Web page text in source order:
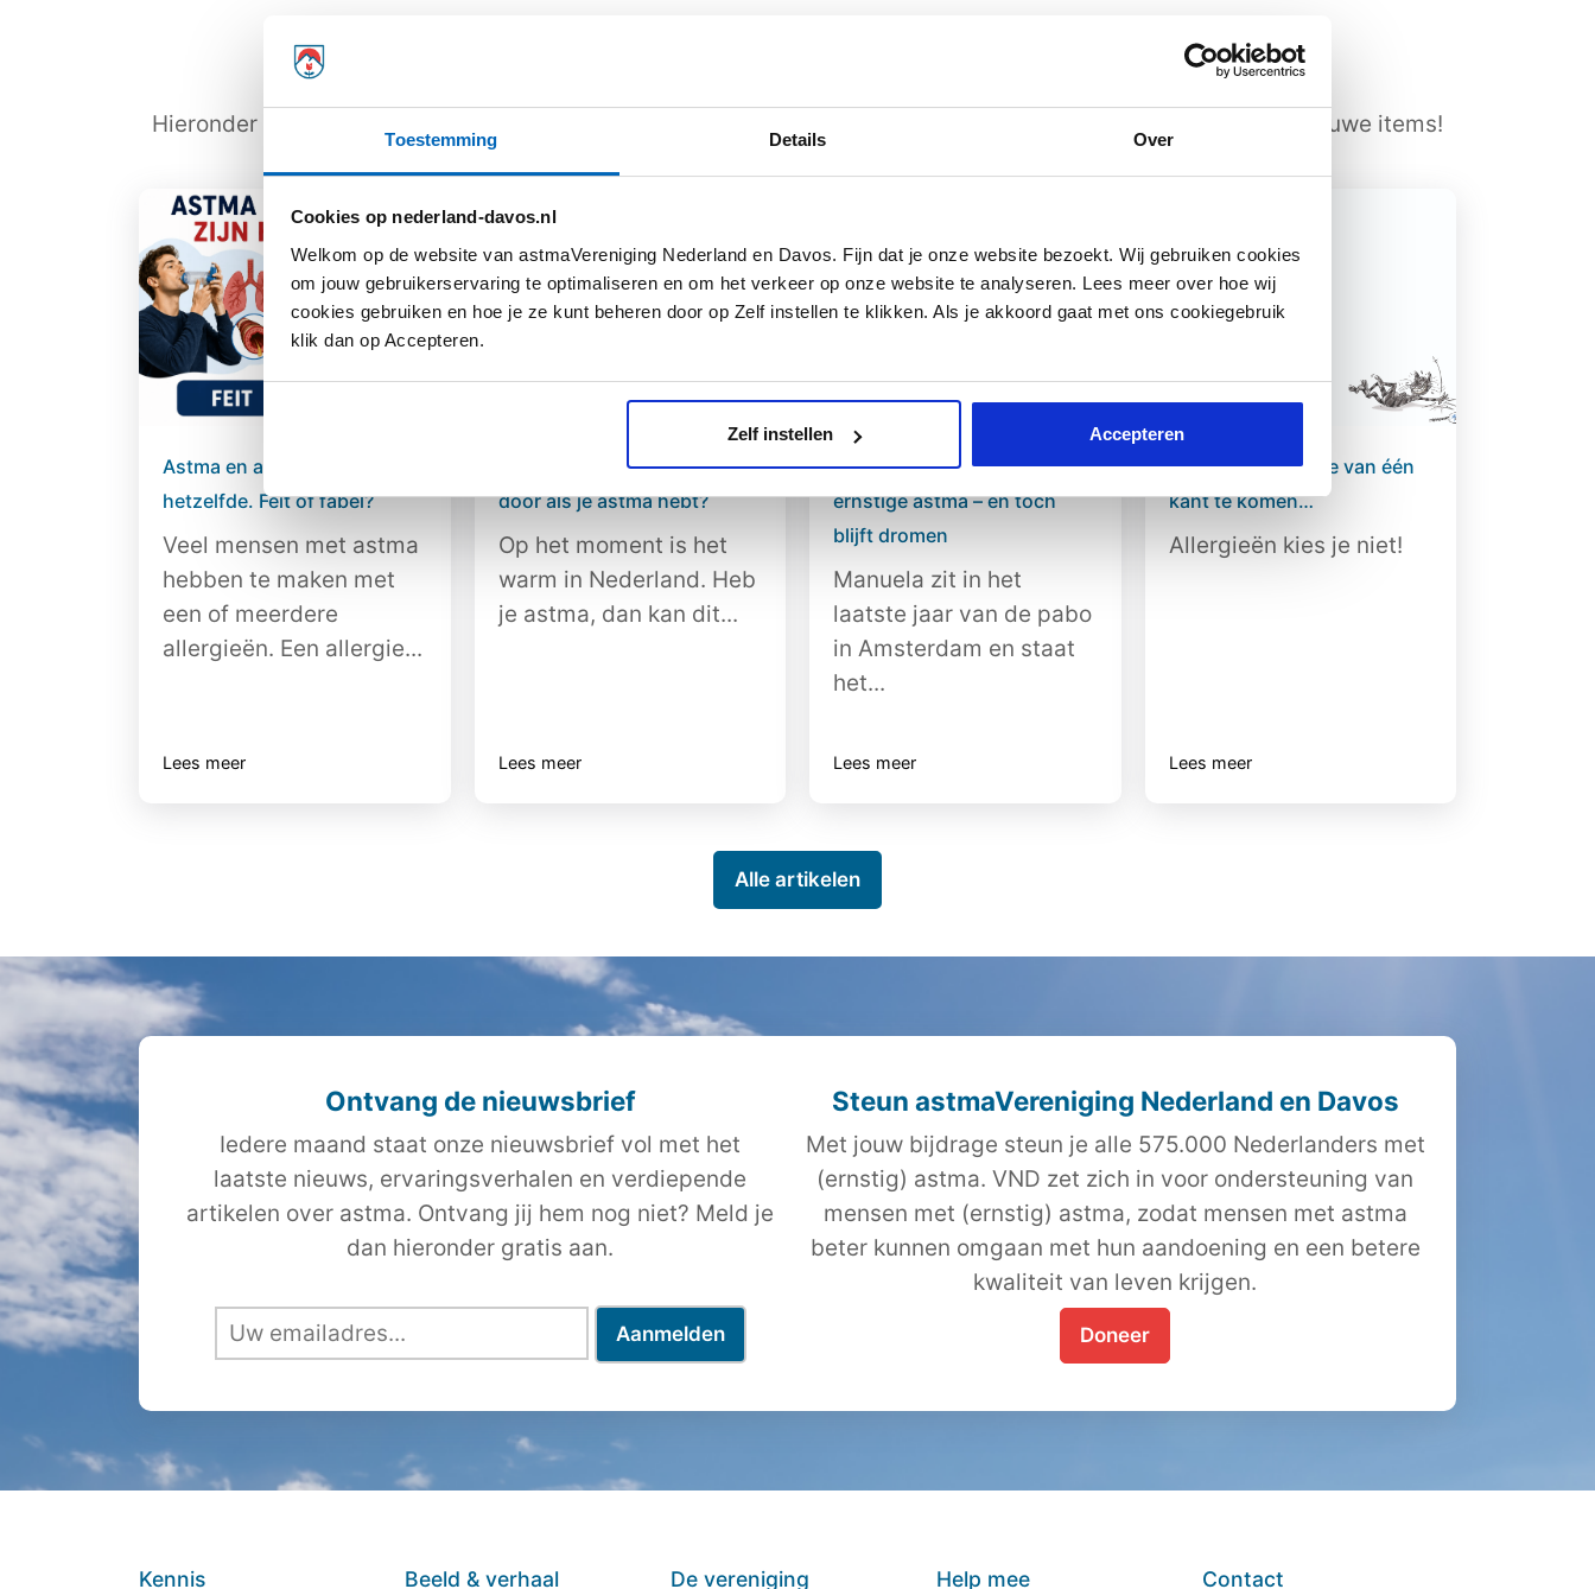
Toestemming Details Over
Cookies op nederland-davos.nl
Welkom op de website van astmaVereniging Nederland en Davos. Fijn dat je onze website bezoekt. Wij gebruiken cookies
om jouw gebruikerservaring te optimaliseren en om het verkeer op onze website te analyseren. Lees meer over hoe wij
cookies gebruiken en hoe je ze kunt beheren door op Zelf instellen te klikken. Als je akkoord gaat met ons cookiegebruik
klik dan op Accepteren.
Zelf instellen Accepteren
Hieronder vind je het laatste nieuws over (leven met) astma en onze vereniging. Wekelijks plaatsen wij hier nieuwe items!
Astma en allergie zijn
hetzelfde. Feit of fabel?
Veel mensen met astma
hebben te maken met
een of meerdere
allergieën. Een allergie...
Lees meer
Hoe kom je een hittegolf
door als je astma hebt?
Op het moment is het
warm in Nederland. Heb
je astma, dan kan dit...
Lees meer
Hoe je leert leven met
ernstige astma – en toch
blijft dromen
Manuela zit in het
laatste jaar van de pabo
in Amsterdam en staat
het...
Lees meer
Soms lijkt de liefde van één
kant te komen…
Allergieën kies je niet!
Lees meer
Alle artikelen
Ontvang de nieuwsbrief
Iedere maand staat onze nieuwsbrief vol met het
laatste nieuws, ervaringsverhalen en verdiepende
artikelen over astma. Ontvang jij hem nog niet? Meld je
dan hieronder gratis aan.
Steun astmaVereniging Nederland en Davos
Met jouw bijdrage steun je alle 575.000 Nederlanders met
(ernstig) astma. VND zet zich in voor ondersteuning van
mensen met (ernstig) astma, zodat mensen met astma
beter kunnen omgaan met hun aandoening en een betere
kwaliteit van leven krijgen.
Doneer
Kennis Beeld & verhaal De vereniging Help mee Contact